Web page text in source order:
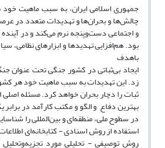
جمهوری اسلامی ایران، به سبب ماهیت
چالش‌ها و بحران‌ها و تهدیدات متعدد در
و اجتماعی دست‌وپنجه نرم می‌کند و در آینده
بود. هم‌افزایی تهدیدها و ابزارهای نظامی،
باهدف
ایجاد بی‌ثباتی در کشور جنگی تحت عنوان
زد. این تهدیدات به سبب ماهیت خود هر
ثبات را دچار بحران خواهد کرد. مسئله
بهترین دفاع و الگو و مکتب کارآمد در
در سطوح ملی، منطقه‌ای و بین‌المللی را
استفاده از روش اسنادی - کتابخانه‌ای
روش توصیفی - تحلیلی مورد تجزیه‌وتحلیل